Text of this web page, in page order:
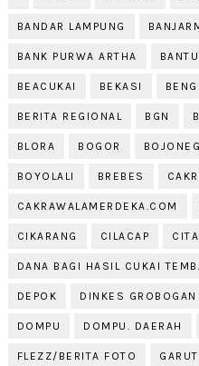
BANDAR LAMPUNG
BANK PURWA ARTHA
BEACUKAI BEKASI
BERITA REGIONAL BGN
BLORA BOGOR
BOYOLALI BREBES
CAKRAWALAMERDEKA.COM
CIKARANG CILACAP
DANA BAGI HASIL CUKAI
DEPOK DINKES GROBOGAN
DOMPU DOMPU. DAERAH
FLEZZ/BERITA FOTO GARUT